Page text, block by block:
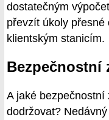
dostatečným
převzít úkoly přesné
klientským stanicím.
Bezpečnostní
A jaké
dodržovat?